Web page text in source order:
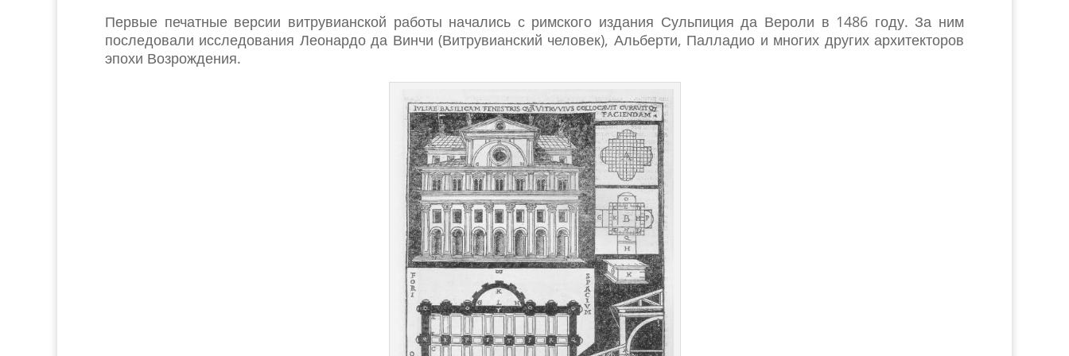
Первые печатные версии витрувианской работы начались с римского издания Сульпиция да Вероли в 1486 году. За ним
последовали исследования Леонардо да Винчи (Витрувианский человек), Альберти, Палладио и многих других архитекторов
эпохи Возрождения.